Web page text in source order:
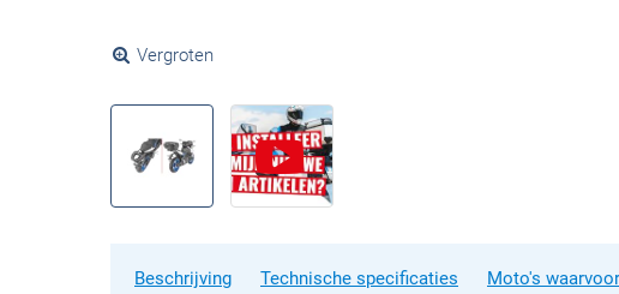
Vergroten
Beschrijving Technische specificaties Moto's